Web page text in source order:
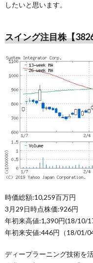
したいと思います。
スイング注目株【
時価総額:10,259百万円
3月29日時点株価:926円
年初来高値:1,390円(18/10/
年初来安値:446円（18/01/04
ディープラーニング技術を